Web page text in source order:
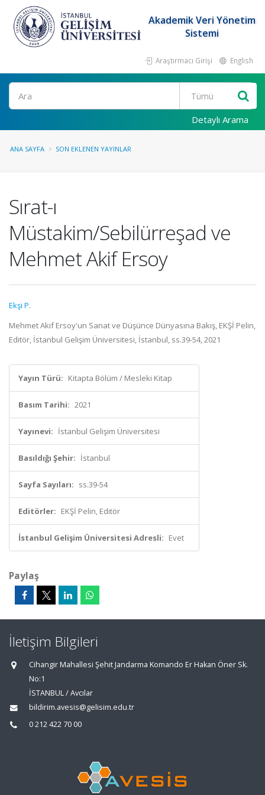
Akademik Veri Yönetim
Sistemi
Araştırmacı Girişi English
Ara
Detaylı Arama
ANA SAYFA SON EKLENEN YAYINLAR
Sırat-ı
Müstakim/Sebilürreşad ve
Mehmet Akif Ersoy
Ekşi P.
Mehmet Akif Ersoy'un Sanat ve Düşünce Dünyasına Bakış, EKŞİ Pelin,
Editör, İstanbul Gelişim Üniversitesi, İstanbul, ss.39-54, 2021
Yayın Türü: Kitapta Bölüm / Mesleki Kitap
Basım Tarihi: 2021
Yayınevi: İstanbul Gelişim Üniversitesi
Basıldığı Şehir: İstanbul
Sayfa Sayıları: ss.39-54
Editörler: EKŞİ Pelin, Editör
İstanbul Gelişim Üniversitesi Adresli: Evet
Paylaş
İletişim Bilgileri
Cihangir Mahallesi Şehit Jandarma Komando Er Hakan Öner Sk.
No:1
İSTANBUL / Avcılar
bildirim.avesis@gelisim.edu.tr
0 212 422 70 00